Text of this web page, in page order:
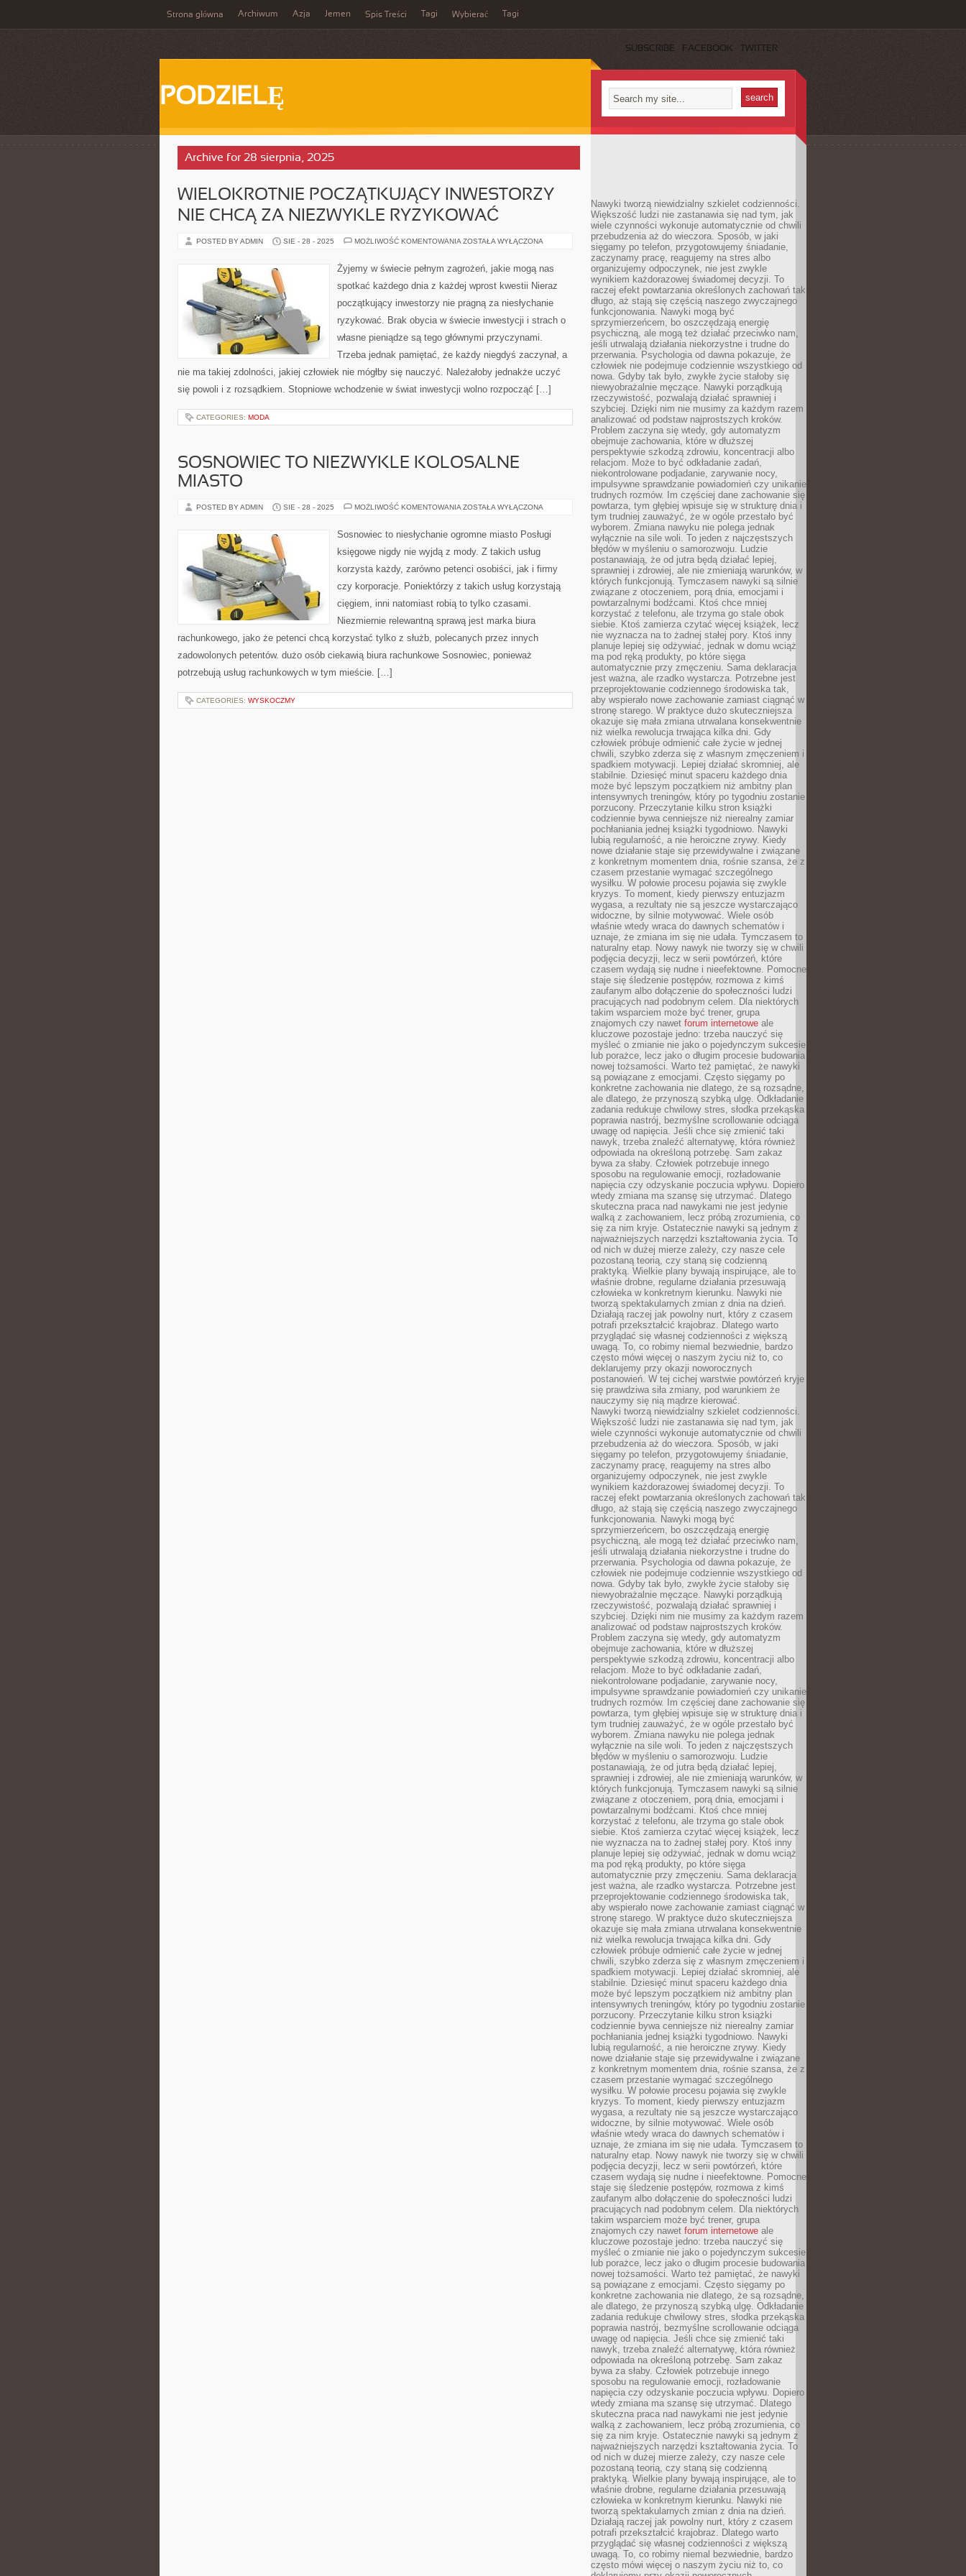
Strona główna Archiwum Azja Jemen Spis Treści Tagi Wybierać Tagi
SUBSCRIBE FACEBOOK TWITTER
PODZIELĘ
Archive for 28 sierpnia, 2025
WIELOKROTNIE POCZĄTKUJĄCY INWESTORZY
NIE CHCĄ ZA NIEZWYKLE RYZYKOWAĆ
POSTED BY ADMIN SIE - 28 - 2025 MOŻLIWOŚĆ KOMENTOWANIA WIELOKROTNIE
NIE
CHCĄ
NIEZWYKLE
ZOSTAŁA WYŁĄCZONA
Żyjemy w świecie pełnym zagrożeń, jakie mogą nas
spotkać każdego dnia z każdej wprost kwestii Nieraz
początkujący inwestorzy nie pragną za niesłychanie
ryzykować. Brak obycia w świecie inwestycji i strach o
własne pieniądze są tego głównymi przyczynami.
Trzeba jednak pamiętać, że każdy niegdyś zaczynał, a
nie ma takiej zdolności, jakiej człowiek nie mógłby się nauczyć. Należałoby jednakże uczyć
się powoli i z rozsądkiem. Stopniowe wchodzenie w świat inwestycji wolno rozpocząć […]
CATEGORIES: MODA
SOSNOWIEC TO NIEZWYKLE KOLOSALNE
MIASTO
POSTED BY ADMIN SIE - 28 - 2025 MOŻLIWOŚĆ KOMENTOWANIA SOSNOWIEC
KOLOSALNE
MIASTO
ZOSTAŁA WYŁĄCZONA
Sosnowiec to niesłychanie ogromne miasto Posługi
księgowe nigdy nie wyjdą z mody. Z takich usług
korzysta każdy, zarówno petenci osobiści, jak i firmy
czy korporacje. Poniektórzy z takich usług korzystają
cięgiem, inni natomiast robią to tylko czasami.
Niezmiernie relewantną sprawą jest marka biura
rachunkowego, jako że petenci chcą korzystać tylko z służb, polecanych przez innych
zadowolonych petentów. dużo osób ciekawią biura rachunkowe Sosnowiec, ponieważ
potrzebują usług rachunkowych w tym mieście. […]
CATEGORIES: WYSKOCZMY
Nawyki tworzą niewidzialny szkielet codzienności.
Większość ludzi nie zastanawia się nad tym, jak
wiele czynności wykonuje automatycznie od chwili
przebudzenia aż do wieczora. Sposób, w jaki
sięgamy po telefon, przygotowujemy śniadanie,
zaczynamy pracę, reagujemy na stres albo
organizujemy odpoczynek, nie jest zwykle
wynikiem każdorazowej świadomej decyzji. To
raczej efekt powtarzania określonych zachowań tak
długo, aż stają się częścią naszego zwyczajnego
funkcjonowania. Nawyki mogą być
sprzymierzeńcem, bo oszczędzają energię
psychiczną, ale mogą też działać przeciwko nam,
jeśli utrwalają działania niekorzystne i trudne do
przerwania. Psychologia od dawna pokazuje, że
człowiek nie podejmuje codziennie wszystkiego od
nowa. Gdyby tak było, zwykłe życie stałoby się
niewyobrażalnie męczące. Nawyki porządkują
rzeczywistość, pozwalają działać sprawniej i
szybciej. Dzięki nim nie musimy za każdym razem
analizować od podstaw najprostszych kroków.
Problem zaczyna się wtedy, gdy automatyzm
obejmuje zachowania, które w dłuższej
perspektywie szkodzą zdrowiu, koncentracji albo
relacjom. Może to być odkładanie zadań,
niekontrolowane podjadanie, zarywanie nocy,
impulsywne sprawdzanie powiadomień czy unikanie
trudnych rozmów. Im częściej dane zachowanie się
powtarza, tym głębiej wpisuje się w strukturę dnia i
tym trudniej zauważyć, że w ogóle przestało być
wyborem. Zmiana nawyku nie polega jednak
wyłącznie na sile woli. To jeden z najczęstszych
błędów w myśleniu o samorozwoju. Ludzie
postanawiają, że od jutra będą działać lepiej,
sprawniej i zdrowiej, ale nie zmieniają warunków, w
których funkcjonują. Tymczasem nawyki są silnie
związane z otoczeniem, porą dnia, emocjami i
powtarzalnymi bodźcami. Ktoś chce mniej
korzystać z telefonu, ale trzyma go stale obok
siebie. Ktoś zamierza czytać więcej książek, lecz
nie wyznacza na to żadnej stałej pory. Ktoś inny
planuje lepiej się odżywiać, jednak w domu wciąż
ma pod ręką produkty, po które sięga
automatycznie przy zmęczeniu. Sama deklaracja
jest ważna, ale rzadko wystarcza. Potrzebne jest
przeprojektowanie codziennego środowiska tak,
aby wspierało nowe zachowanie zamiast ciągnąć w
stronę starego. W praktyce dużo skuteczniejsza
okazuje się mała zmiana utrwalana konsekwentnie
niż wielka rewolucja trwająca kilka dni. Gdy
człowiek próbuje odmienić całe życie w jednej
chwili, szybko zderza się z własnym zmęczeniem i
spadkiem motywacji. Lepiej działać skromniej, ale
stabilnie. Dziesięć minut spaceru każdego dnia
może być lepszym początkiem niż ambitny plan
intensywnych treningów, który po tygodniu zostanie
porzucony. Przeczytanie kilku stron książki
codziennie bywa cenniejsze niż nierealny zamiar
pochłaniania jednej książki tygodniowo. Nawyki
lubią regularność, a nie heroiczne zrywy. Kiedy
nowe działanie staje się przewidywalne i związane
z konkretnym momentem dnia, rośnie szansa, że z
czasem przestanie wymagać szczególnego
wysiłku. W połowie procesu pojawia się zwykle
kryzys. To moment, kiedy pierwszy entuzjazm
wygasa, a rezultaty nie są jeszcze wystarczająco
widoczne, by silnie motywować. Wiele osób
właśnie wtedy wraca do dawnych schematów i
uznaje, że zmiana im się nie udała. Tymczasem to
naturalny etap. Nowy nawyk nie tworzy się w chwili
podjęcia decyzji, lecz w serii powtórzeń, które
czasem wydają się nudne i nieefektowne. Pomocne
staje się śledzenie postępów, rozmowa z kimś
zaufanym albo dołączenie do społeczności ludzi
pracujących nad podobnym celem. Dla niektórych
takim wsparciem może być trener, grupa
znajomych czy nawet forum internetowe ale
kluczowe pozostaje jedno: trzeba nauczyć się
myśleć o zmianie nie jako o pojedynczym sukcesie
lub porażce, lecz jako o długim procesie budowania
nowej tożsamości. Warto też pamiętać, że nawyki
są powiązane z emocjami. Często sięgamy po
konkretne zachowania nie dlatego, że są rozsądne,
ale dlatego, że przynoszą szybką ulgę. Odkładanie
zadania redukuje chwilowy stres, słodka przekąska
poprawia nastrój, bezmyślne scrollowanie odciąga
uwagę od napięcia. Jeśli chce się zmienić taki
nawyk, trzeba znaleźć alternatywę, która również
odpowiada na określoną potrzebę. Sam zakaz
bywa za słaby. Człowiek potrzebuje innego
sposobu na regulowanie emocji, rozładowanie
napięcia czy odzyskanie poczucia wpływu. Dopiero
wtedy zmiana ma szansę się utrzymać. Dlatego
skuteczna praca nad nawykami nie jest jedynie
walką z zachowaniem, lecz próbą zrozumienia, co
się za nim kryje. Ostatecznie nawyki są jednym z
najważniejszych narzędzi kształtowania życia. To
od nich w dużej mierze zależy, czy nasze cele
pozostaną teorią, czy staną się codzienną
praktyką. Wielkie plany bywają inspirujące, ale to
właśnie drobne, regularne działania przesuwają
człowieka w konkretnym kierunku. Nawyki nie
tworzą spektakularnych zmian z dnia na dzień.
Działają raczej jak powolny nurt, który z czasem
potrafi przekształcić krajobraz. Dlatego warto
przyglądać się własnej codzienności z większą
uwagą. To, co robimy niemal bezwiednie, bardzo
często mówi więcej o naszym życiu niż to, co
deklarujemy przy okazji noworocznych
postanowień. W tej cichej warstwie powtórzeń kryje
się prawdziwa siła zmiany, pod warunkiem że
nauczymy się nią mądrze kierować.
Nawyki tworzą niewidzialny szkielet codzienności.
Większość ludzi nie zastanawia się nad tym, jak
wiele czynności wykonuje automatycznie od chwili
przebudzenia aż do wieczora. Sposób, w jaki
sięgamy po telefon, przygotowujemy śniadanie,
zaczynamy pracę, reagujemy na stres albo
organizujemy odpoczynek, nie jest zwykle
wynikiem każdorazowej świadomej decyzji. To
raczej efekt powtarzania określonych zachowań tak
długo, aż stają się częścią naszego zwyczajnego
funkcjonowania. Nawyki mogą być
sprzymierzeńcem, bo oszczędzają energię
psychiczną, ale mogą też działać przeciwko nam,
jeśli utrwalają działania niekorzystne i trudne do
przerwania. Psychologia od dawna pokazuje, że
człowiek nie podejmuje codziennie wszystkiego od
nowa. Gdyby tak było, zwykłe życie stałoby się
niewyobrażalnie męczące. Nawyki porządkują
rzeczywistość, pozwalają działać sprawniej i
szybciej. Dzięki nim nie musimy za każdym razem
analizować od podstaw najprostszych kroków.
Problem zaczyna się wtedy, gdy automatyzm
obejmuje zachowania, które w dłuższej
perspektywie szkodzą zdrowiu, koncentracji albo
relacjom. Może to być odkładanie zadań,
niekontrolowane podjadanie, zarywanie nocy,
impulsywne sprawdzanie powiadomień czy unikanie
trudnych rozmów. Im częściej dane zachowanie się
powtarza, tym głębiej wpisuje się w strukturę dnia i
tym trudniej zauważyć, że w ogóle przestało być
wyborem. Zmiana nawyku nie polega jednak
wyłącznie na sile woli. To jeden z najczęstszych
błędów w myśleniu o samorozwoju. Ludzie
postanawiają, że od jutra będą działać lepiej,
sprawniej i zdrowiej, ale nie zmieniają warunków, w
których funkcjonują. Tymczasem nawyki są silnie
związane z otoczeniem, porą dnia, emocjami i
powtarzalnymi bodźcami. Ktoś chce mniej
korzystać z telefonu, ale trzyma go stale obok
siebie. Ktoś zamierza czytać więcej książek, lecz
nie wyznacza na to żadnej stałej pory. Ktoś inny
planuje lepiej się odżywiać, jednak w domu wciąż
ma pod ręką produkty, po które sięga
automatycznie przy zmęczeniu. Sama deklaracja
jest ważna, ale rzadko wystarcza. Potrzebne jest
przeprojektowanie codziennego środowiska tak,
aby wspierało nowe zachowanie zamiast ciągnąć w
stronę starego. W praktyce dużo skuteczniejsza
okazuje się mała zmiana utrwalana konsekwentnie
niż wielka rewolucja trwająca kilka dni. Gdy
człowiek próbuje odmienić całe życie w jednej
chwili, szybko zderza się z własnym zmęczeniem i
spadkiem motywacji. Lepiej działać skromniej, ale
stabilnie. Dziesięć minut spaceru każdego dnia
może być lepszym początkiem niż ambitny plan
intensywnych treningów, który po tygodniu zostanie
porzucony. Przeczytanie kilku stron książki
codziennie bywa cenniejsze niż nierealny zamiar
pochłaniania jednej książki tygodniowo. Nawyki
lubią regularność, a nie heroiczne zrywy. Kiedy
nowe działanie staje się przewidywalne i związane
z konkretnym momentem dnia, rośnie szansa, że z
czasem przestanie wymagać szczególnego
wysiłku. W połowie procesu pojawia się zwykle
kryzys. To moment, kiedy pierwszy entuzjazm
wygasa, a rezultaty nie są jeszcze wystarczająco
widoczne, by silnie motywować. Wiele osób
właśnie wtedy wraca do dawnych schematów i
uznaje, że zmiana im się nie udała. Tymczasem to
naturalny etap. Nowy nawyk nie tworzy się w chwili
podjęcia decyzji, lecz w serii powtórzeń, które
czasem wydają się nudne i nieefektowne. Pomocne
staje się śledzenie postępów, rozmowa z kimś
zaufanym albo dołączenie do społeczności ludzi
pracujących nad podobnym celem. Dla niektórych
takim wsparciem może być trener, grupa
znajomych czy nawet forum internetowe ale
kluczowe pozostaje jedno: trzeba nauczyć się
myśleć o zmianie nie jako o pojedynczym sukcesie
lub porażce, lecz jako o długim procesie budowania
nowej tożsamości. Warto też pamiętać, że nawyki
są powiązane z emocjami. Często sięgamy po
konkretne zachowania nie dlatego, że są rozsądne,
ale dlatego, że przynoszą szybką ulgę. Odkładanie
zadania redukuje chwilowy stres, słodka przekąska
poprawia nastrój, bezmyślne scrollowanie odciąga
uwagę od napięcia. Jeśli chce się zmienić taki
nawyk, trzeba znaleźć alternatywę, która również
odpowiada na określoną potrzebę. Sam zakaz
bywa za słaby. Człowiek potrzebuje innego
sposobu na regulowanie emocji, rozładowanie
napięcia czy odzyskanie poczucia wpływu. Dopiero
wtedy zmiana ma szansę się utrzymać. Dlatego
skuteczna praca nad nawykami nie jest jedynie
walką z zachowaniem, lecz próbą zrozumienia, co
się za nim kryje. Ostatecznie nawyki są jednym z
najważniejszych narzędzi kształtowania życia. To
od nich w dużej mierze zależy, czy nasze cele
pozostaną teorią, czy staną się codzienną
praktyką. Wielkie plany bywają inspirujące, ale to
właśnie drobne, regularne działania przesuwają
człowieka w konkretnym kierunku. Nawyki nie
tworzą spektakularnych zmian z dnia na dzień.
Działają raczej jak powolny nurt, który z czasem
potrafi przekształcić krajobraz. Dlatego warto
przyglądać się własnej codzienności z większą
uwagą. To, co robimy niemal bezwiednie, bardzo
często mówi więcej o naszym życiu niż to, co